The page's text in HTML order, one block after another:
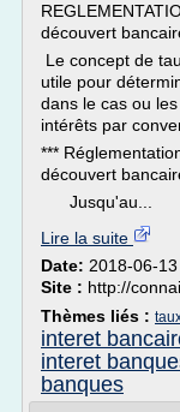
découvert
Le concept de
utile pour
dans le cas ou
intérêts par
***
découvert
Jusqu'au...
Lire la suite
Date: 2018-06-
Site : http://
Thèmes liés :
interet
interet
banques